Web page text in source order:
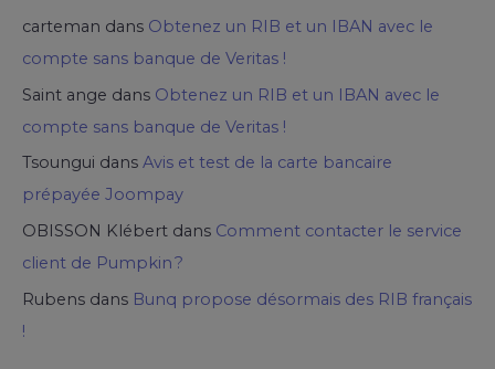
carteman dans Obtenez un RIB et un IBAN avec le
compte sans banque de Veritas !
Saint ange dans Obtenez un RIB et un IBAN avec le
compte sans banque de Veritas !
Tsoungui dans Avis et test de la carte bancaire
prépayée Joompay
OBISSON Klébert dans Comment contacter le service
client de Pumpkin ?
Rubens dans Bunq propose désormais des RIB français
!